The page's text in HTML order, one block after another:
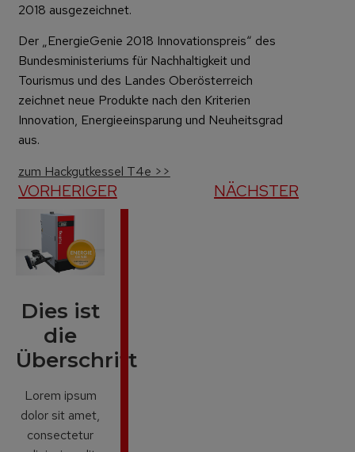
2018 ausgezeichnet.
Der „EnergieGenie 2018 Innovationspreis“ des
Bundesministeriums für Nachhaltigkeit und
Tourismus und des Landes Oberösterreich
zeichnet neue Produkte nach den Kriterien
Innovation, Energieeinsparung und Neuheitsgrad
aus.
zum Hackgutkessel T4e >>
VORHERIGER NÄCHSTER
Dies ist
die
Überschrift
Lorem ipsum
dolor sit amet,
consectetur